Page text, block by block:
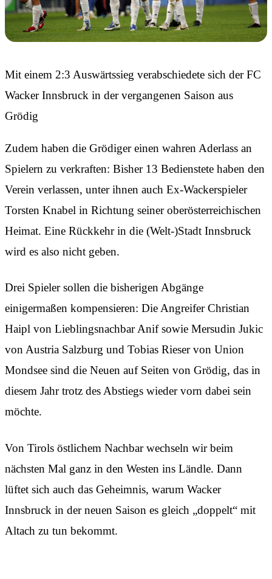
Mit einem 2:3 Auswärtssieg verabschiedete sich der FC
Wacker Innsbruck in der vergangenen Saison aus
Grödig
Zudem haben die Grödiger einen wahren Aderlass an
Spielern zu verkraften: Bisher 13 Bedienstete haben den
Verein verlassen, unter ihnen auch Ex-Wackerspieler
Torsten Knabel in Richtung seiner oberösterreichischen
Heimat. Eine Rückkehr in die (Welt-)Stadt Innsbruck
wird es also nicht geben.
Drei Spieler sollen die bisherigen Abgänge
einigermaßen kompensieren: Die Angreifer Christian
Haipl von Lieblingsnachbar Anif sowie Mersudin Jukic
von Austria Salzburg und Tobias Rieser von Union
Mondsee sind die Neuen auf Seiten von Grödig, das in
diesem Jahr trotz des Abstiegs wieder vorn dabei sein
möchte.
Von Tirols östlichem Nachbar wechseln wir beim
nächsten Mal ganz in den Westen ins Ländle. Dann
lüftet sich auch das Geheimnis, warum Wacker
Innsbruck in der neuen Saison es gleich „doppelt“ mit
Altach zu tun bekommt.